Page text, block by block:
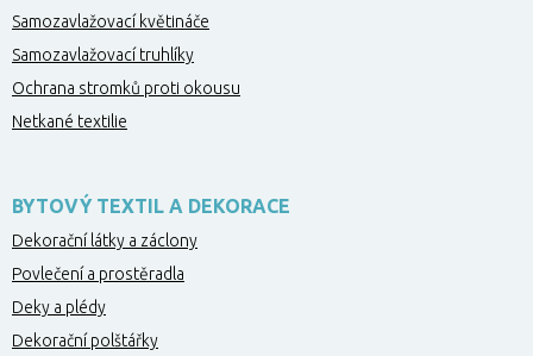
Samozavlažovací květináče
Samozavlažovací truhlíky
Ochrana stromků proti okousu
Netkané textilie
BYTOVÝ TEXTIL A DEKORACE
Dekorační látky a záclony
Povlečení a prostěradla
Deky a plédy
Dekorační polštářky